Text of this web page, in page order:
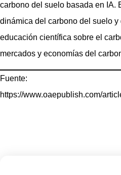
carbono del suelo basada en IA.
dinámica del carbono del suelo
educación científica sobre el
mercados y economías del
Fuente:
https://www.oaepublish.com/